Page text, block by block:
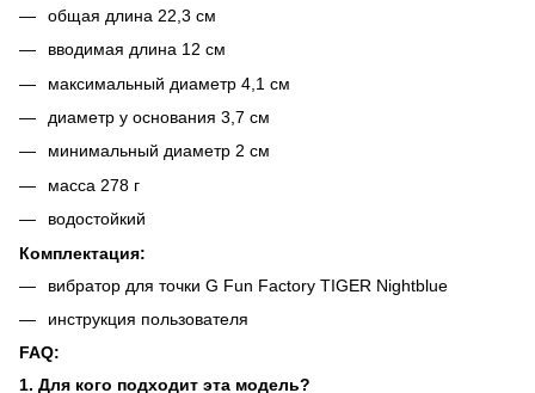
общая длина 22,3 см
вводимая длина 12 см
максимальный диаметр 4,1 см
диаметр у основания 3,7 см
минимальный диаметр 2 см
масса 278 г
водостойкий
Комплектация:
вибратор для точки G Fun Factory TIGER Nightblue
инструкция пользователя
FAQ:
1. Для кого подходит эта модель?